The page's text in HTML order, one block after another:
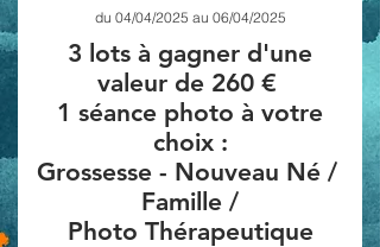
du 04/04/2025 au 06/04/2025
3 lots à gagner d'une
valeur de 260 €
1 séance photo à votre
choix :
Grossesse - Nouveau Né /
Famille /
Photo Thérapeutique